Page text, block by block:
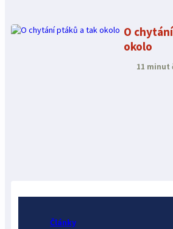
O
okolo
11 minut
Články